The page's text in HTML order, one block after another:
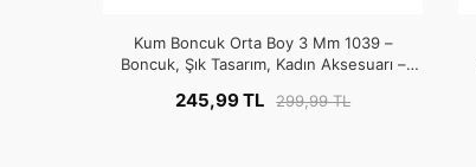
Kum Boncuk Orta Boy 3 Mm 1039 –
Boncuk, Şık Tasarım, Kadın Aksesuarı –
245,99 TL 299,99 TL